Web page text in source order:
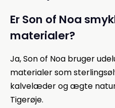
Er Son of Noa
materialer?
Ja, Son of Noa bruger
materialer som
kalvelæder og ægte
Tigerøje.